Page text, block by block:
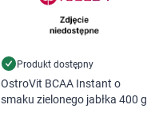
Produkt dostępny
OstroVit BCAA Instant o
smaku zielonego jabłka 400 g